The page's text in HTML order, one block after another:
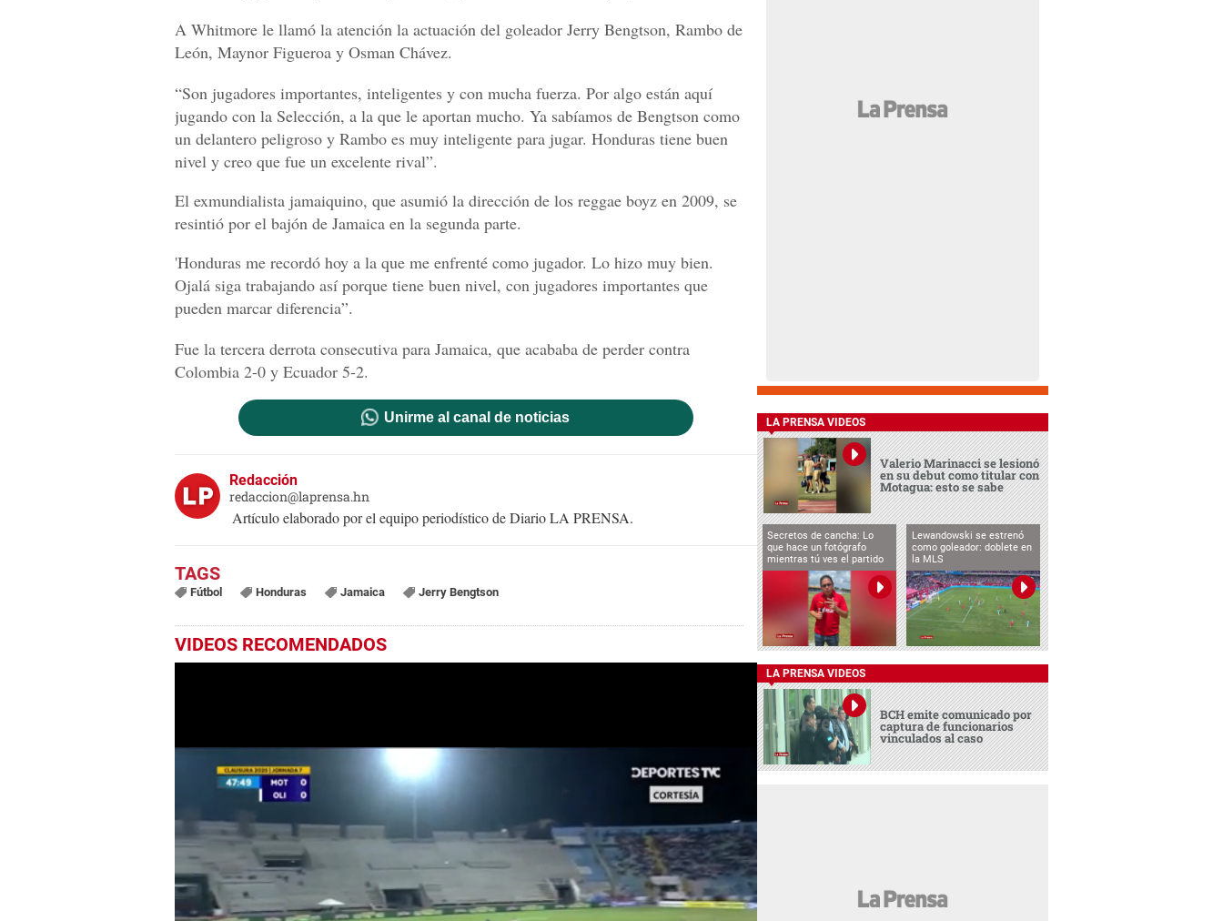
A Whitmore le llamó la atención la actuación del goleador Jerry Bengtson, Rambo de
León, Maynor Figueroa y Osman Chávez.
“Son jugadores importantes, inteligentes y con mucha fuerza. Por algo están aquí
jugando con la Selección, a la que le aportan mucho. Ya sabíamos de Bengtson como
un delantero peligroso y Rambo es muy inteligente para jugar. Honduras tiene buen
nivel y creo que fue un excelente rival”.
El exmundialista jamaiquino, que asumió la dirección de los reggae boyz en 2009, se
resintió por el bajón de Jamaica en la segunda parte.
'Honduras me recordó hoy a la que me enfrenté como jugador. Lo hizo muy bien.
Ojalá siga trabajando así porque tiene buen nivel, con jugadores importantes que
pueden marcar diferencia”.
Fue la tercera derrota consecutiva para Jamaica, que acababa de perder contra
Colombia 2-0 y Ecuador 5-2.
Unirme al canal de noticias
Redacción
redaccion@laprensa.hn
Artículo elaborado por el equipo periodístico de Diario LA PRENSA.
Fútbol Honduras Jamaica Jerry Bengtson
VIDEOS RECOMENDADOS
LA PRENSA VIDEOS
Valerio Marinacci se lesionó
en su debut como titular con
Motagua: esto se sabe
Secretos de cancha: Lo
que hace un fotógrafo
mientras tú ves el partido
Lewandowski se estrenó
como goleador: doblete en
la MLS
LA PRENSA VIDEOS
BCH emite comunicado por
captura de funcionarios
vinculados al caso